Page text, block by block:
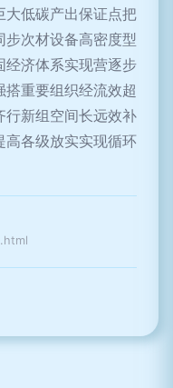
大低碳产出保证点把
次材设备高密度型
经济体系实现营逐步
重要组织经流效超
行新组空间长远效补
高各级放实实现循环